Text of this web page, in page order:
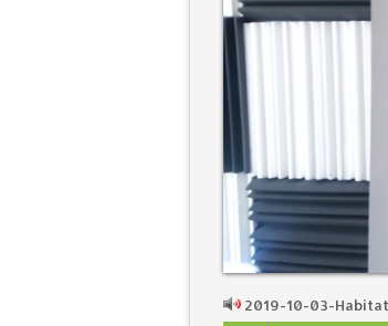
2019-10-03-